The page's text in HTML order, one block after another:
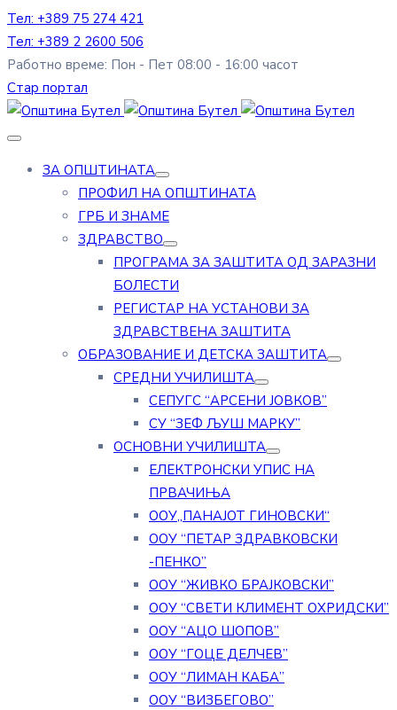
Тел: +389 75 274 421
Тел: +389 2 2600 506
Работно време: Пон - Пет 08:00 - 16:00 часот
Стар портал
ЗА ОПШТИНАТА
ПРОФИЛ НА ОПШТИНАТА
ГРБ И ЗНАМЕ
ЗДРАВСТВО
ПРОГРАМА ЗА ЗАШТИТА ОД ЗАРАЗНИ
БОЛЕСТИ
РЕГИСТАР НА УСТАНОВИ ЗА
ЗДРАВСТВЕНА ЗАШТИТА
ОБРАЗОВАНИЕ И ДЕТСКА ЗАШТИТА
СРЕДНИ УЧИЛИШТА
СЕПУГС “АРСЕНИ ЈОВКОВ”
СУ “ЗЕФ ЉУШ МАРКУ”
ОСНОВНИ УЧИЛИШТА
ЕЛЕКТРОНСКИ УПИС НА
ПРВАЧИЊА
ООУ„ПАНАЈОТ ГИНОВСКИ“
ООУ “ПЕТАР ЗДРАВКОВСКИ
-ПЕНКО”
ООУ “ЖИВКО БРАЈКОВСКИ”
ООУ “СВЕТИ КЛИМЕНТ ОХРИДСКИ”
ООУ “АЦО ШОПОВ”
ООУ “ГОЦЕ ДЕЛЧЕВ”
ООУ “ЛИМАН КАБА”
ООУ “ВИЗБЕГОВО”